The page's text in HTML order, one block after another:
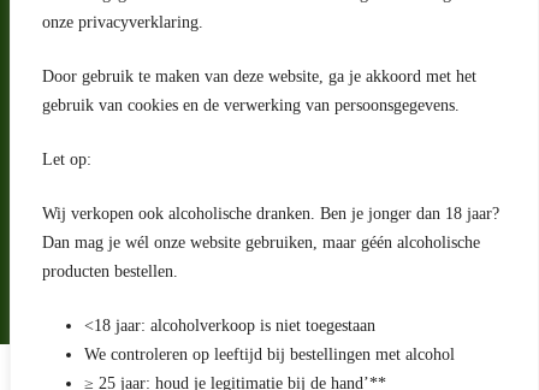
onze privacyverklaring.
Door gebruik te maken van deze website, ga je akkoord met het
gebruik van cookies en de verwerking van persoonsgegevens.
Let op:
Wij verkopen ook alcoholische dranken. Ben je jonger dan 18 jaar?
Dan mag je wél onze website gebruiken, maar géén alcoholische
producten bestellen.
<18 jaar: alcoholverkoop is niet toegestaan
We controleren op leeftijd bij bestellingen met alcohol
≥ 25 jaar: houd je legitimatie bij de hand’**
Nederland
Contact
klantenservice@portugeseproducten.nl
Facebook
Herroepingsrecht
Bij bezorging van alcoholhoudende dranken voert de bezorger
Algemene voorwaarden